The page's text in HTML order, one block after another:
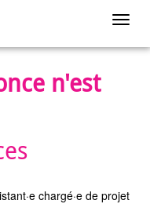
n'est
chargé·e de projet